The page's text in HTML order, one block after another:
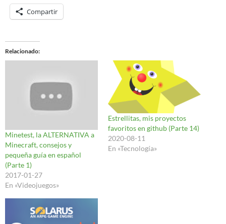
Compartir
Relacionado
Minetest, la ALTERNATIVA a
Minecraft, consejos y
pequeña guía en español
(Parte 1)
2017-01-27
En «Videojuegos»
Estrellitas, mis proyectos
favoritos en github (Parte 14)
2020-08-11
En «Tecnología»